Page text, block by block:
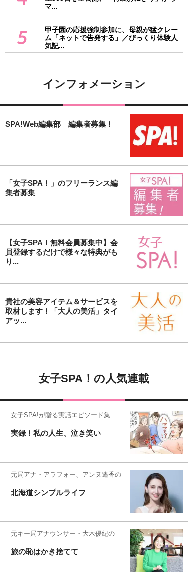
マ...
5
甲子園の応援強制参加に、母親が猛クレー
ム「ネットで告発する」／びっくり体験人
気記...
インフォメーション
SPA!Web編集部 編集者募集！
「女子SPA！」のフリーランス編
集者募集
【女子SPA！無料会員募集中】会
員登録するだけで様々な特典がも
り...
貴社の美容アイテム＆サービスを
取材します！「大人の美活」タイ
アッ...
女子SPA！の人気連載
女子SPA!が贈る実話エピソード集
実録！私の人生、泣き笑い
元局アナ・アラフォー、アンヌ遙香の
北海道シンプルライフ
元キー局アナウンサー・大木優紀の
旅の恥はかき捨てて